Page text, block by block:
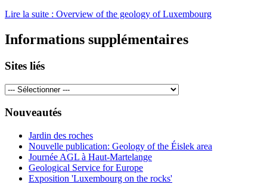
Lire la suite : Overview of the geology of Luxembourg
Informations supplémentaires
Sites liés
Nouveautés
Jardin des roches
Nouvelle publication: Geology of the Éislek area
Journée AGL à Haut-Martelange
Geological Service for Europe
Exposition 'Luxembourg on the rocks'